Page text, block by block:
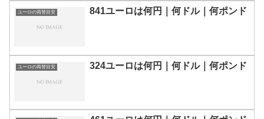
ユーロの両替目安 841ユーロは何円｜何ドル｜何ポンド
ユーロの両替目安 324ユーロは何円｜何ドル｜何ポンド